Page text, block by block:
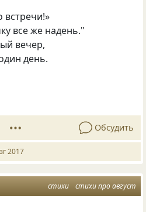
встречи!»
все же надень."
вечер,
день.
Обсудить
2017
стихи стихи про август